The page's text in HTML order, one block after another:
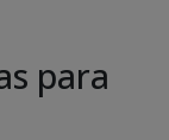
para